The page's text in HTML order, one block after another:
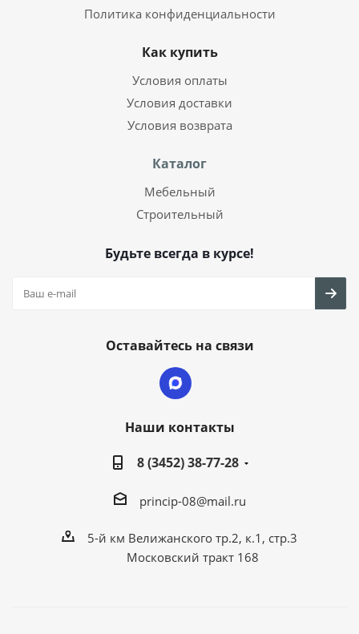
Политика конфиденциальности
Как купить
Условия оплаты
Условия доставки
Условия возврата
Каталог
Мебельный
Строительный
Будьте всегда в курсе!
Оставайтесь на связи
Наши контакты
8 (3452) 38-77-28
princip-08@mail.ru
5-й км Велижанского тр.2, к.1, стр.3
Московский тракт 168